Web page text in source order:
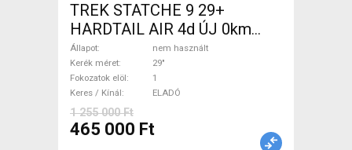
TREK STATCHE 9 29+
HARDTAIL AIR 4d ÚJ 0km
M/L Mountain Bike 29" elöl
teleszkópos nem használt
ELADÓ
Állapot
nem használt
Kerék méret
29"
Fokozatok elöl
1
Keres / Kínál
ELADÓ
1 255 000 Ft
465 000 Ft